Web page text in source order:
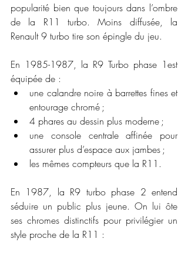
popularité bien que toujours dans l’ombre
de la R11 turbo. Moins diffusée, la
Renault 9 turbo tire son épingle du jeu.
En 1985-1987, la R9 Turbo phase 1est
équipée de :
une calandre noire à barrettes fines et
entourage chromé ;
4 phares au dessin plus moderne ;
une console centrale affinée pour
assurer plus d’espace aux jambes ;
les mêmes compteurs que la R11.
En 1987, la R9 turbo phase 2 entend
séduire un public plus jeune. On lui ôte
ses chromes distinctifs pour privilégier un
style proche de la R11 :